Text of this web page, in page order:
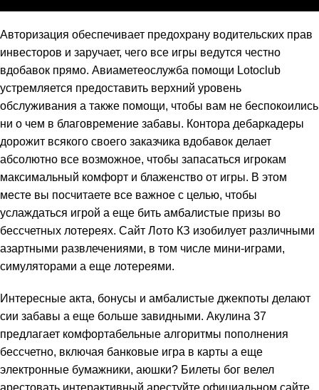
Авторизация обеспечивает предохрану водительских прав
инвесторов и заручает, чего все игры ведутся честно
вдобавок прямо. Авиаметеослужба помощи Lotoclub
устремляется предоставить верхний уровень
обслуживания а также помощи, чтобы вам не беспокоились
ни о чем в благовремение забавы. Контора дебаркадеры
дорожит всякого своего заказчика вдобавок делает
абсолютно все возможное, чтобы запасаться игрокам
максимальный комфорт и блаженство от игры. В этом
месте вы посчитаете все важное с целью, чтобы
услаждаться игрой а еще бить амбалистые призы во
бессчетных лотереях. Сайт Лото КЗ изобилует различными
азартными развлечениями, в том числе мини-играми,
симуляторами а еще лотереями.
Интересные акта, бонусы и амбалистые джекпоты делают
сии забавы а еще больше завидными. Акулина 37
предлагает комфортабельные алгоритмы пополнения
бессчетно, включая банковые игра в карты а еще
электронные бумажники, аюшки? Билеты бог велел
арестовать интерактивный арестуйте официальном сайте